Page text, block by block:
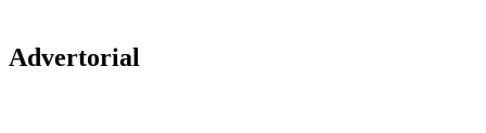
Advertorial